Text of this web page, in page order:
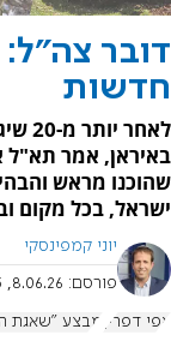
דובר
חדשות
באיראן, אמר תא"ל
שהוכנו מראש
ישראל, בכל מקום
יוני קמפינסקי
פורסם: 8.06.26, 13:15
אפי דפרין מבצע "שאגת